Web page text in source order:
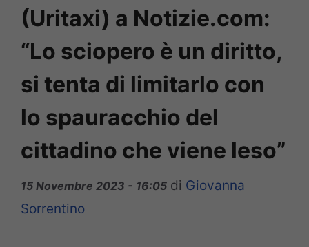
(Uritaxi) a Notizie.com:
“Lo sciopero è un diritto,
si tenta di limitarlo con
lo spauracchio del
cittadino che viene leso”
15 Novembre 2023 - 16:05 di Giovanna
Sorrentino